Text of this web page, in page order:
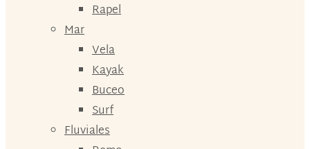
Rapel
Mar
Vela
Kayak
Buceo
Surf
Fluviales